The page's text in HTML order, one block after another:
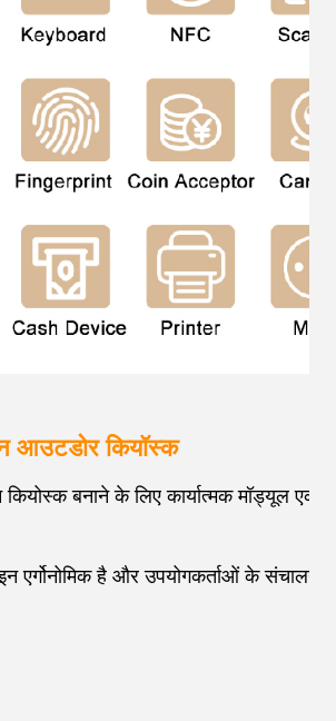
आउटडोर कियॉस्क
कियोस्क बनाने के लिए कार्यात्मक मॉड्यूल
एर्गोनोमिक है और उपयोगकर्ताओं के संचालन